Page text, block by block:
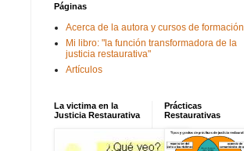
Páginas
Acerca de la autora y cursos de formación
Mi libro: "la función transformadora de la
justicia restaurativa"
Artículos
La victima en la
Justicia Restaurativa
Prácticas
Restaurativas